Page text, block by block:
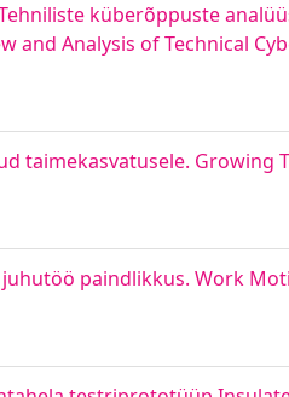
küberõppuste
and Analysis of Technical
taimekasvatusele. Growing
paindlikkus. Work